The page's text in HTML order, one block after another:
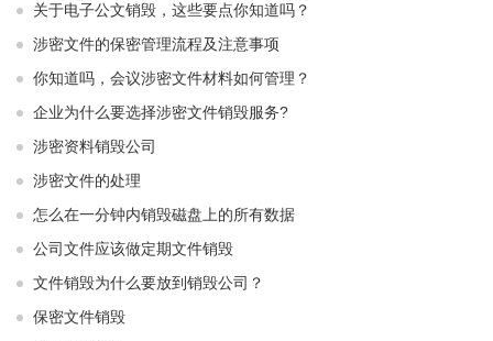
关于电子公文销毁，这些要点你知道吗？
涉密文件的保密管理流程及注意事项
你知道吗，会议涉密文件材料如何管理？
企业为什么要选择涉密文件销毁服务?
涉密资料销毁公司
涉密文件的处理
怎么在一分钟内销毁磁盘上的所有数据
公司文件应该做定期文件销毁
文件销毁为什么要放到销毁公司？
保密文件销毁